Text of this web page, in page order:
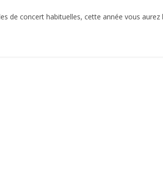
de concert habituelles, cette année vous